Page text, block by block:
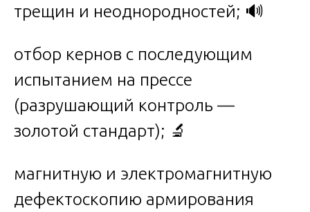
трещин и неоднородностей; 🔊
отбор кернов с последующим
испытанием на прессе
(разрушающий контроль —
золотой стандарт); 🔬
магнитную и электромагнитную
дефектоскопию армирования